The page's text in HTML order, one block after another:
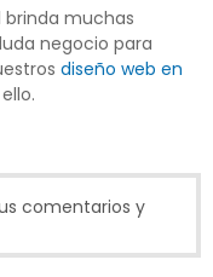
brinda muchas
negocio para
diseño web en
comentarios y